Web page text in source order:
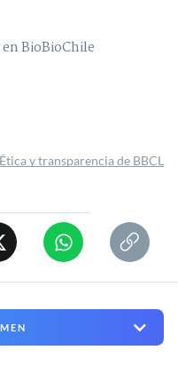
BioBioChile
Ética y transparencia de BBCL